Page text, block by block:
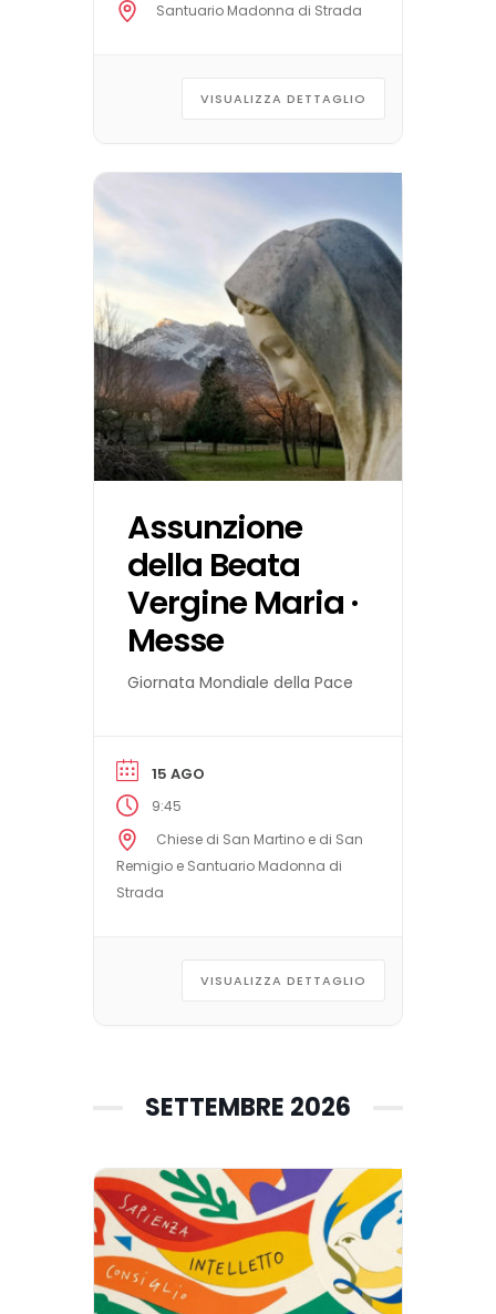
Santuario Madonna di Strada
VISUALIZZA DETTAGLIO
Assunzione
della Beata
Vergine Maria ·
Messe
Giornata Mondiale della Pace
15 AGO
9:45
Chiese di San Martino e di San
Remigio e Santuario Madonna di
Strada
VISUALIZZA DETTAGLIO
SETTEMBRE 2026